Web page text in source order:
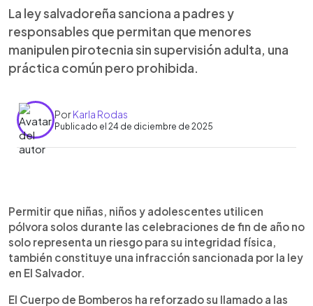
La ley salvadoreña sanciona a padres y
responsables que permitan que menores
manipulen pirotecnia sin supervisión adulta, una
práctica común pero prohibida.
PorKarla Rodas
Publicado el 24 de diciembre de 2025
► Escuchar artículo
Permitir que niños, niñas y adolescentes manipulen
pólvora sin supervisión adulta en El Salvador es
una infracción legal sancionada con multas que
superan los 2,000 dólares. El Cuerpo de
Bomberos advierte que no existe pirotecnia
constante, no solo “estar cerca”. La Ley de
Permitir que niñas, niños y adolescentes utilicen
pólvora solos durante las celebraciones de fin de año no
solo representa un riesgo para su integridad física,
también constituye una infracción sancionada por la ley
en El Salvador.
El Cuerpo de Bomberos ha reforzado su llamado a las